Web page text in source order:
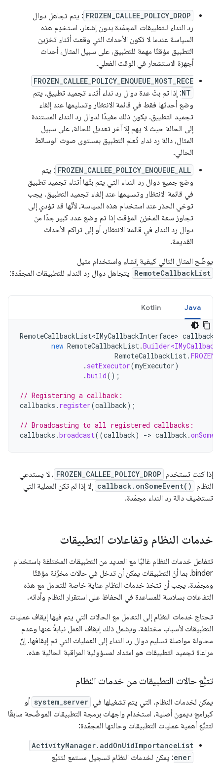
FROZEN_CALLEE_POLICY_DROP : يتم تجاهل دوال
رد النداء للتطبيقات المجمّدة بدون إشعار. استخدِم هذه
السياسة عندما لا تكون الأحداث التي وقعت أثناء تخزين
التطبيق مؤقتًا مهمة للتطبيق، على سبيل المثال، أحداث
أجهزة الاستشعار في الوقت الفعلي.
FROZEN_CALLEE_POLICY_ENQUEUE_MOST_RECE
NT: إذا تم بثّ عدة دوال رد نداء أثناء تجميد تطبيق، يتم
وضع أحدثها فقط في قائمة الانتظار وتسليمها عند إلغاء
تجميد التطبيق. يكون ذلك مفيدًا لدوال رد النداء المستندة
إلى الحالة حيث لا يهم إلا آخر تعديل للحالة، على سبيل
المثال، دالة رد نداء تُعلم التطبيق بمستوى صوت الوسائط
الحالي.
FROZEN_CALLEE_POLICY_ENQUEUE_ALL : يتم
وضع جميع دوال رد النداء التي يتم بثّها أثناء تجميد تطبيق
في قائمة الانتظار وتسليمها عند إلغاء تجميد التطبيق. يجب
توخي الحذر عند استخدام هذه السياسة، لأنّها قد تؤدي إلى
تجاوز سعة المخزن المؤقت إذا تم وضع عدد كبير جدًا من
دوال رد النداء في قائمة الانتظار، أو إلى تراكم الأحداث
القديمة.
يوضّح المثال التالي كيفية إنشاء واستخدام مثيل
RemoteCallbackList يتجاهل دوال رد النداء للتطبيقات المجمّدة:
Java
Kotlin
RemoteCallbackList<IMyCallbackInterface> callbacks
new RemoteCallbackList.
RemoteCallbackList.
. setExecutor(myExecutor)
.build();
// Registering a callback:
callbacks . register(callback);
// Broadcasting to all registered callbacks:
callbacks .broadcast((callback) -> callback .
إذا كنت تستخدم FROZEN_CALLEE_POLICY_DROP ، لا يستدعي
النظام
callback.onSomeEvent() إلا إذا لم تكن العملية التي
تستضيف دالة رد النداء مجمّدة.
خدمات النظام وتفاعلات التطبيقات
تتفاعل خدمات النظام غالبًا مع العديد من التطبيقات المختلفة باستخدام
binder. بما أنّ التطبيقات يمكن أن تدخل في حالات مخزّنة مؤقتًا
ومجمّدة، يجب أن تتخذ خدمات النظام عناية خاصة للتعامل مع هذه
التفاعلات بسلاسة للمساعدة في الحفاظ على استقرار النظام وأدائه.
تحتاج خدمات النظام إلى التعامل مع الحالات التي يتم فيها إيقاف عمليات
التطبيقات لأسباب مختلفة. ويشمل ذلك إيقاف العمل نيابةً عنها وعدم
محاولة مواصلة تسليم دوال رد النداء إلى العمليات التي تم إيقافها. إنّ
مراعاة تجميد التطبيقات هو امتداد لمسؤولية المراقبة الحالية هذه.
تتبُّع حالات التطبيقات من خدمات النظام
يمكن لخدمات النظام، التي يتم تشغيلها في system_server أو
كبرامج ديمون أصلية، استخدام واجهات برمجة التطبيقات الموضّحة سابقًا
لتتبُّع أهمية عمليات التطبيقات وحالتها المجمّدة:
ActivityManager.addOnUidImportanceList
ener: يمكن لخدمات النظام تسجيل مستمع لتتبُّع